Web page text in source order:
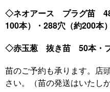
◇ネオアース プラグ苗 48
100本）・288穴（約200本）
◇赤玉葱 抜き苗 50本・プ
苗のご予約も承ります。店
さい。（苗の発送はいたし